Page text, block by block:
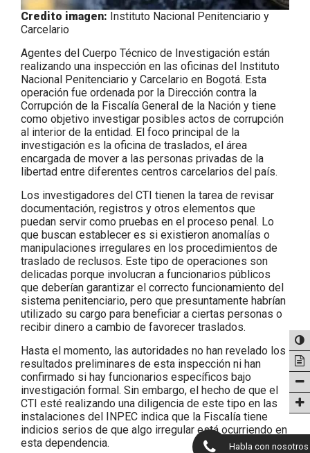
Credito imagen: Instituto Nacional Penitenciario y
Carcelario
Agentes del Cuerpo Técnico de Investigación están
realizando una inspección en las oficinas del Instituto
Nacional Penitenciario y Carcelario en Bogotá. Esta
operación fue ordenada por la Dirección contra la
Corrupción de la Fiscalía General de la Nación y tiene
como objetivo investigar posibles actos de corrupción
al interior de la entidad. El foco principal de la
investigación es la oficina de traslados, el área
encargada de mover a las personas privadas de la
libertad entre diferentes centros carcelarios del país.
Los investigadores del CTI tienen la tarea de revisar
documentación, registros y otros elementos que
puedan servir como pruebas en el proceso penal. Lo
que buscan establecer es si existieron anomalías o
manipulaciones irregulares en los procedimientos de
traslado de reclusos. Este tipo de operaciones son
delicadas porque involucran a funcionarios públicos
que deberían garantizar el correcto funcionamiento del
sistema penitenciario, pero que presuntamente habrían
utilizado su cargo para beneficiar a ciertas personas o
recibir dinero a cambio de favorecer traslados.
Hasta el momento, las autoridades no han revelado los
resultados preliminares de esta inspección ni han
confirmado si hay funcionarios específicos bajo
investigación formal. Sin embargo, el hecho de que el
CTI esté realizando una diligencia de este tipo en las
instalaciones del INPEC indica que la Fiscalía tiene
indicios serios de que algo irregular está ocurriendo en
esta dependencia.
Habla con nosotros